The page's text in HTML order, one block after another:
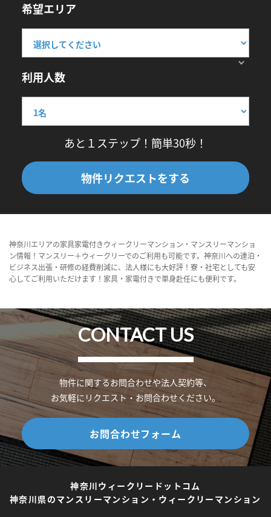
希望エリア
利用人数
あと１ステップ！簡単30秒！
物件リクエストをする
神奈川エリアの家具家電付きウィークリーマンション・マンスリーマンショ
ン情報！マンスリー＋ウィークリーでのご利用も可能です。神奈川への連泊・
ビジネス出張・研修の経費削減に、法人様にも大好評！寮・社宅としても安
心してご利用いただけます！家具・家電付きで単身赴任にも便利です。
CONTACT US
物件に関するお問合わせや法人契約等、
お気軽にリクエスト・お問合わせください。
お問合わせフォーム
神奈川ウィークリードットコム
神奈川県のマンスリーマンション・ウィークリーマンション